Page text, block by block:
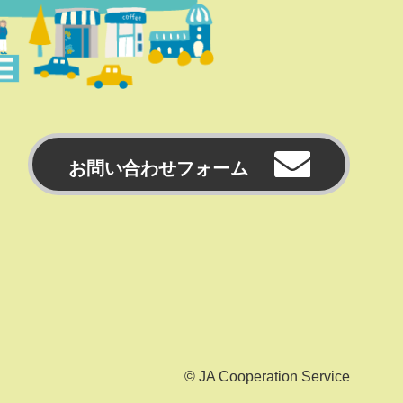
お問い合わせフォーム
© JA Cooperation Service